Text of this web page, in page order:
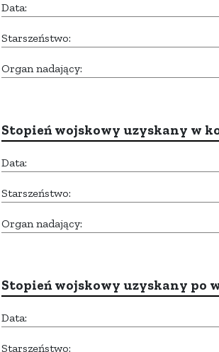
Data:
Starszeństwo:
Organ nadający:
Stopień wojskowy uzyskany w
Data:
Starszeństwo:
Organ nadający:
Stopień wojskowy uzyskany po
Data:
Starszeństwo: